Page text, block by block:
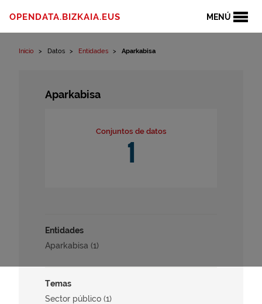
MENÚ
OPENDATA.BIZKAIA.EUS
Inicio Datos Entidades Aparkabisa
Aparkabisa
Conjuntos de datos
1
Entidades
Aparkabisa (1)
Temas
Sector público (1)